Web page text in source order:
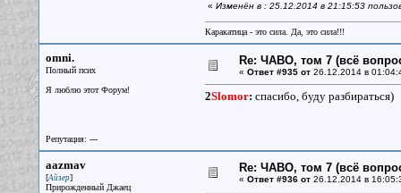
« Изменён в : 25.12.2014 в 21:15:53
Каракатица - это сила. Да, это сила!!!
omni.
Полный псих
Я люблю этот Форум!
Репутация: ---
Re: ЧАВО, том 7 (всё
« Ответ #935 от26.12.2014 в
2Slomor: спасибо, буду разбираться)
aazmav
[Айзер]
Прирожденный Джаец
Re: ЧАВО, том 7 (всё
« Ответ #936 от26.12.2014 в